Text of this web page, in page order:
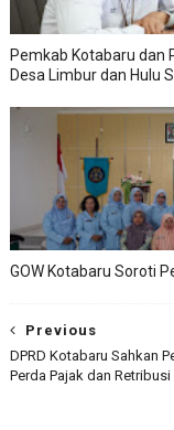
Pemkab Kotabaru dan
Desa Limbur dan Hulu
GOW Kotabaru Soroti
Previous
DPRD Kotabaru Sahkan
Perda Pajak dan Retribusi